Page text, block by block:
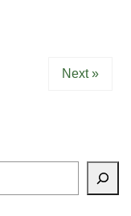
Next »